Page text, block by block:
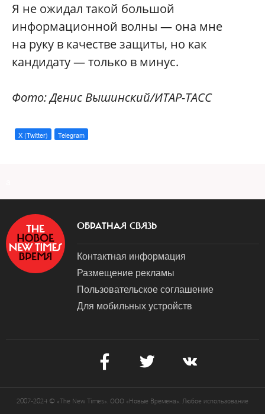
Я не ожидал такой большой
информационной волны — она мне
на руку в качестве защиты, но как
кандидату — только в минус.
Фото: Денис Вышинский/ИТАР-ТАСС
X (Twitter) Telegram
ОБРАТНАЯ СВЯЗЬ
Контактная информация
Размещение рекламы
Пользовательское соглашение
Для мобильных устройств
2007-2024 © «The New Times». ООО «Новые Времена». Любое использование